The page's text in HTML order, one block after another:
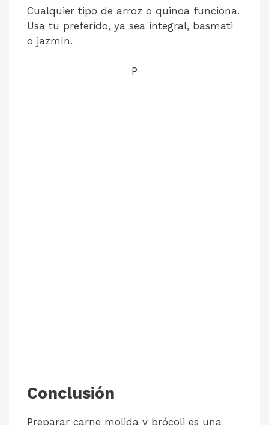
Cualquier tipo de arroz o quinoa funciona.
Usa tu preferido, ya sea integral, basmati
o jazmín.
P
Conclusión
Preparar carne molida y brócoli es una